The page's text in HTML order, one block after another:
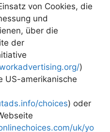
von Cookies, die
und
über die
der
)
US-amerikanische
choices) oder
uk/yo